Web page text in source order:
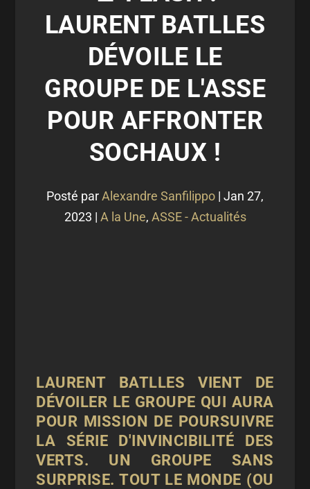
LAURENT BATLLES
DÉVOILE LE
GROUPE DE L'ASSE
POUR AFFRONTER
SOCHAUX !
Posté parAlexandre Sanfilippo | Jan 27,
2023 | A la Une, ASSE - Actualités
LAURENT BATLLES VIENT DE
DÉVOILER LE GROUPE QUI AURA
POUR MISSION DE POURSUIVRE
LA SÉRIE D'INVINCIBILITÉ DES
VERTS. UN GROUPE SANS
SURPRISE. TOUT LE MONDE (OU